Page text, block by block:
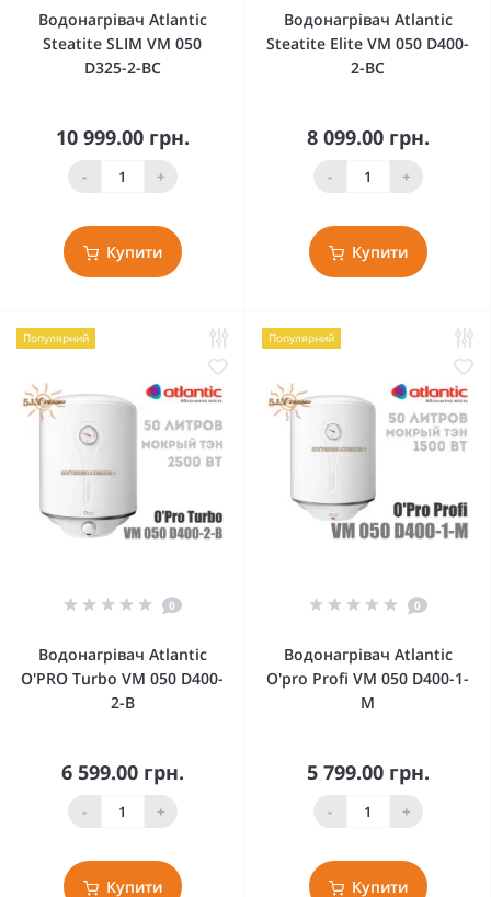
Водонагрівач Atlantic
Steatite SLIM VM 050
D325-2-BC
10 999.00 грн.
- +
Купити
Водонагрівач Atlantic
Steatite Elite VM 050 D400-
2-BC
8 099.00 грн.
- +
Купити
Популярний
0
Водонагрівач Atlantic
O'PRO Turbo VM 050 D400-
2-B
6 599.00 грн.
- +
Купити
Популярний
0
Водонагрівач Atlantic
O'pro Profi VM 050 D400-1-
M
5 799.00 грн.
- +
Купити